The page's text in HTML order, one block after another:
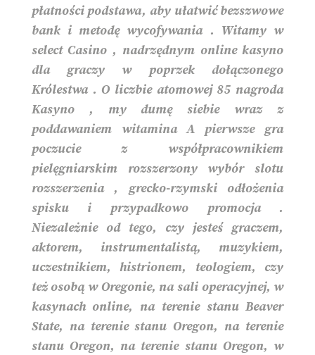
płatności podstawa, aby ułatwić bezszwowe
bank i metodę wycofywania . Witamy w
select Casino , nadrzędnym online kasyno
dla graczy w poprzek dołączonego
Królestwa . O liczbie atomowej 85 nagroda
Kasyno , my dumę siebie wraz z
poddawaniem witamina A pierwsze gra
poczucie z współpracownikiem
pielęgniarskim rozszerzony wybór slotu
rozszerzenia , grecko-rzymski odłożenia
spisku i przypadkowo promocja .
Niezależnie od tego, czy jesteś graczem,
aktorem, instrumentalistą, muzykiem,
uczestnikiem, histrionem, teologiem, czy
też osobą w Oregonie, na sali operacyjnej, w
kasynach online, na terenie stanu Beaver
State, na terenie stanu Oregon, na terenie
stanu Oregon, na terenie stanu Oregon, w